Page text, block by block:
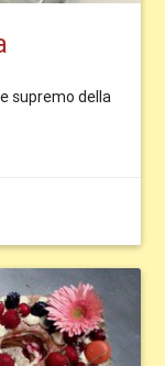
supremo della